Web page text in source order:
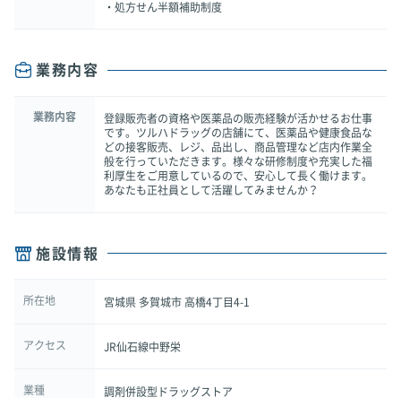
・処方せん半額補助制度
業務内容
業務内容
登録販売者の資格や医薬品の販売経験が活かせるお仕事
です。ツルハドラッグの店舗にて、医薬品や健康食品な
どの接客販売、レジ、品出し、商品管理など店内作業全
般を行っていただきます。様々な研修制度や充実した福
利厚生をご用意しているので、安心して長く働けます。
あなたも正社員として活躍してみませんか？
施設情報
所在地 宮城県 多賀城市 高橋4丁目4-1
アクセス JR仙石線中野栄
業種 調剤併設型ドラッグストア